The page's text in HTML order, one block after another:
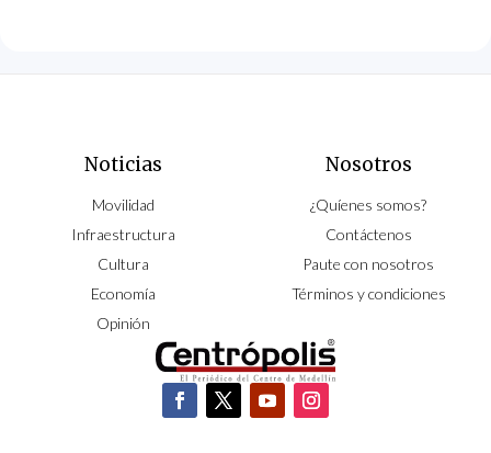
Noticias
Movilidad
Infraestructura
Cultura
Economía
Opinión
Nosotros
¿Quíenes somos?
Contáctenos
Paute con nosotros
Términos y condiciones